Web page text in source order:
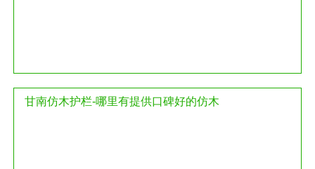
甘南仿木护栏-哪里有提供口碑好的仿木